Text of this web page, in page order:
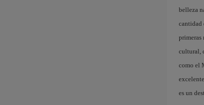
belleza
cantidad
primeras
cultural,
como el
es un